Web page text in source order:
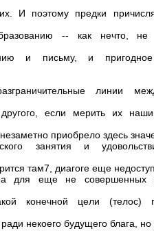
И поэтому предки
-- как нечто, не
и письму, и
линии
если мерить их
приобрело здесь
занятия и
там7, диагоге еще
а для еще не совершенных
конечной цели (телос)
некоего будущего блага, но